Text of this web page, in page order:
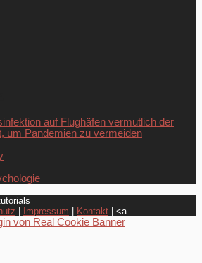
auf Flughäfen vermutlich der
um Pandemien zu vermeiden
| Impressum | Kontakt | <a
von Real Cookie Banner